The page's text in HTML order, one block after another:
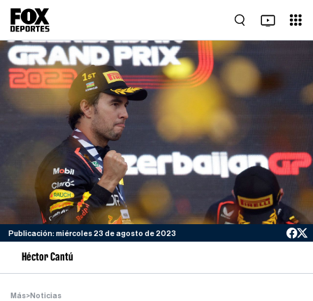
Publicación: miércoles 23 de agosto de 2023
Héctor Cantú
Más>Noticias